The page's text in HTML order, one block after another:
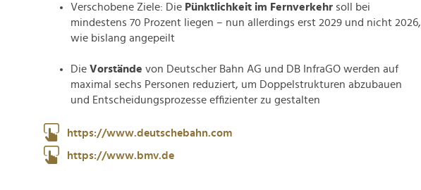
Verschobene Ziele: Die Pünktlichkeit im Fernverkehr soll bei
mindestens 70 Prozent liegen – nun allerdings erst 2029 und nicht 2026,
wie bislang angepeilt
Die Vorstände von Deutscher Bahn AG und DB InfraGO werden auf
maximal sechs Personen reduziert, um Doppelstrukturen abzubauen
und Entscheidungsprozesse effizienter zu gestalten
https://www.deutschebahn.com
https://www.bmv.de